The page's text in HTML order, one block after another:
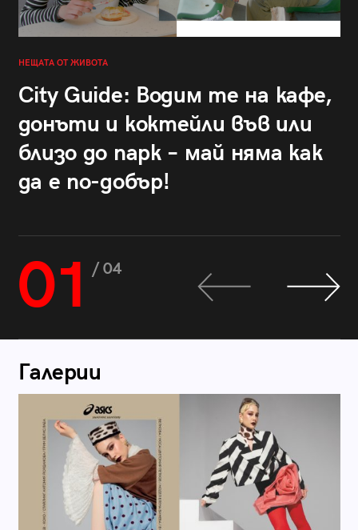
НЕЩАТА ОТ ЖИВОТА
City Guide: Водим те на кафе,
донъти и коктейли във или
близо до парк – май няма как
да е по-добър!
01 / 04
Галерии